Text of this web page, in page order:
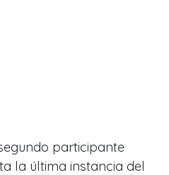
participante
la última instancia del